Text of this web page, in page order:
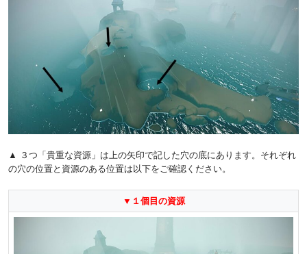
▲ ３つ「貴重な資源」は上の矢印で記した穴の底にあります。それぞれ
の穴の位置と資源のある位置は以下をご確認ください。
▼１個目の資源